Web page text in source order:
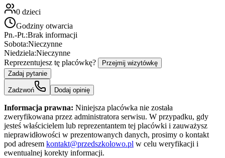
0 dzieci
Godziny otwarcia
Pn.-Pt.:Brak informacji
Sobota:Nieczynne
Niedziela:Nieczynne
Reprezentujesz tę placówkę?
Przejmij wizytówkę
Zadaj pytanie
Zadzwoń Dodaj opinię
Informacja prawna: Niniejsza placówka nie została
zweryfikowana przez administratora serwisu. W przypadku, gdy
jesteś właścicielem lub reprezentantem tej placówki i zauważysz
nieprawidłowości w prezentowanych danych, prosimy o kontakt
pod adresem kontakt@przedszkolowo.pl w celu weryfikacji i
ewentualnej korekty informacji.